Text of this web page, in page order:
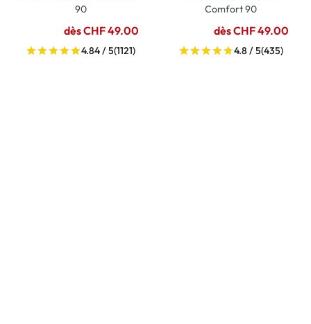
90
dès CHF 49.00
4.84 / 5(1121)
Comfort 90
dès CHF 49.00
4.8 / 5(435)